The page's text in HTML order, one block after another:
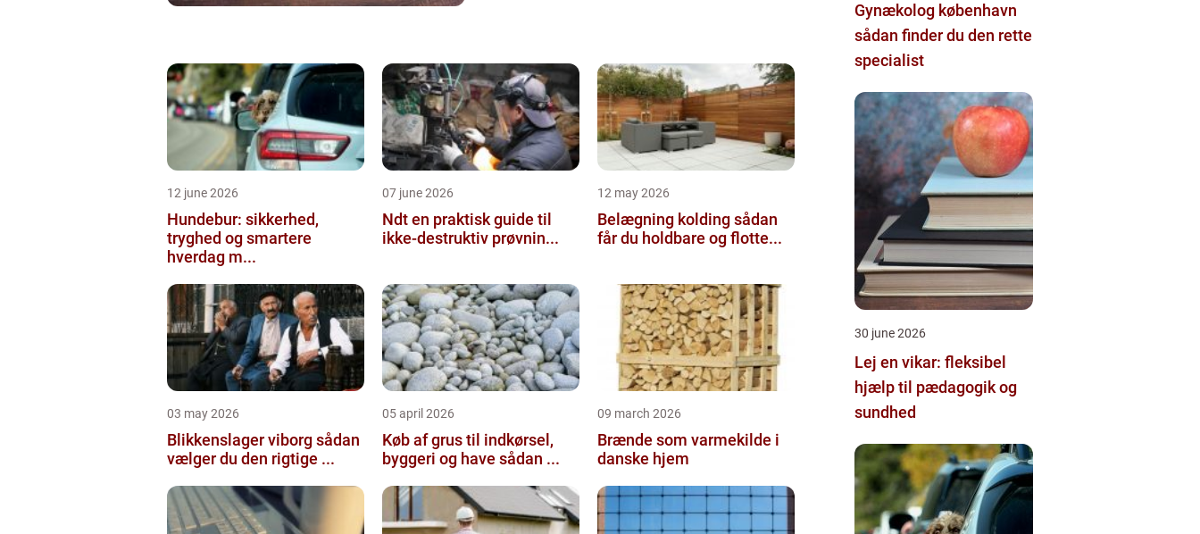
12 june 2026
Hundebur: sikkerhed,
tryghed og smartere
hverdag m...
07 june 2026
Ndt en praktisk guide til
ikke-destruktiv prøvnin...
12 may 2026
Belægning kolding sådan
får du holdbare og flotte...
03 may 2026
Blikkenslager viborg sådan
vælger du den rigtige ...
05 april 2026
Køb af grus til indkørsel,
byggeri og have sådan ...
09 march 2026
Brænde som varmekilde i
danske hjem
Gynækolog københavn
sådan finder du den rette
specialist
30 june 2026
Lej en vikar: fleksibel
hjælp til pædagogik og
sundhed